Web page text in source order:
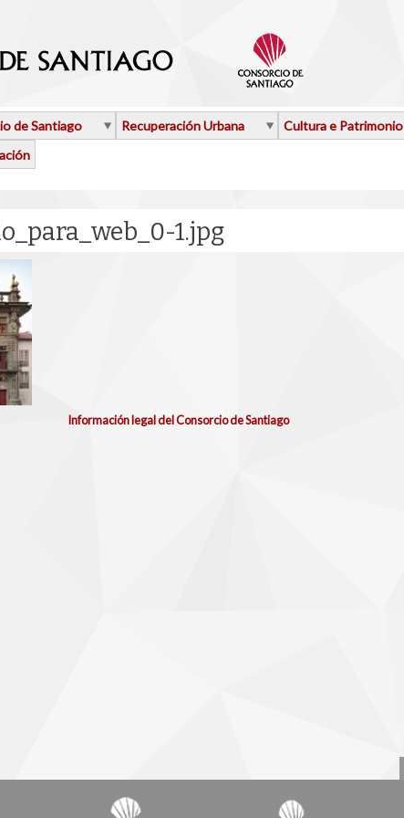
de Santiago Recuperación Urbana
Cultura e Patrimonio
1.jpg
Información legal del Consorcio de Santiago